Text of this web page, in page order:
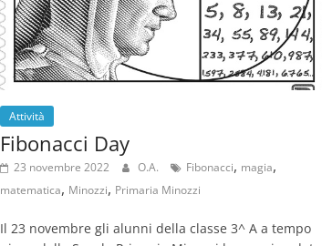
Attività
Fibonacci Day
23 novembre 2022 O.A. Fibonacci, magia,
matematica, Minozzi, Primaria Minozzi
Il 23 novembre gli alunni della classe 3^ A a tempo